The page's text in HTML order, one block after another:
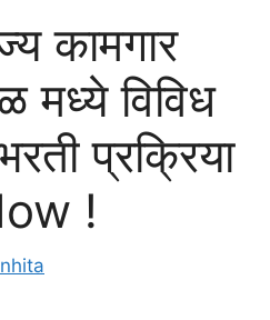
कामगार
मध्ये विविध
प्रक्रिया
!